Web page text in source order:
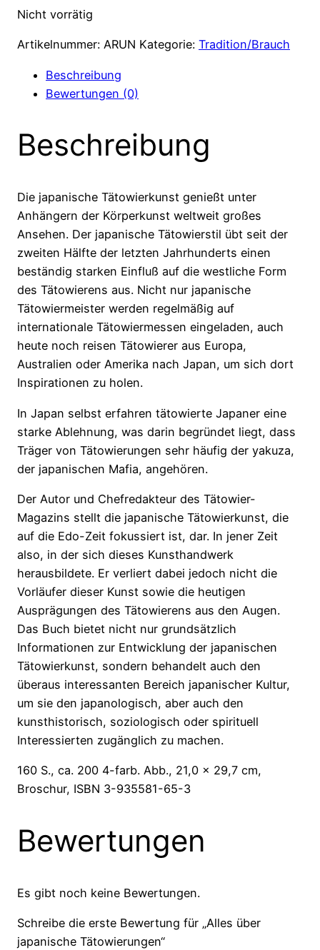
Nicht vorrätig
Artikelnummer: ARUN Kategorie: Tradition/Brauch
Beschreibung
Bewertungen (0)
Beschreibung
Die japanische Tätowierkunst genießt unter
Anhängern der Körperkunst weltweit großes
Ansehen. Der japanische Tätowierstil übt seit der
zweiten Hälfte der letzten Jahrhunderts einen
beständig starken Einfluß auf die westliche Form
des Tätowierens aus. Nicht nur japanische
Tätowiermeister werden regelmäßig auf
internationale Tätowiermessen eingeladen, auch
heute noch reisen Tätowierer aus Europa,
Australien oder Amerika nach Japan, um sich dort
Inspirationen zu holen.
In Japan selbst erfahren tätowierte Japaner eine
starke Ablehnung, was darin begründet liegt, dass
Träger von Tätowierungen sehr häufig der yakuza,
der japanischen Mafia, angehören.
Der Autor und Chefredakteur des Tätowier-
Magazins stellt die japanische Tätowierkunst, die
auf die Edo-Zeit fokussiert ist, dar. In jener Zeit
also, in der sich dieses Kunsthandwerk
herausbildete. Er verliert dabei jedoch nicht die
Vorläufer dieser Kunst sowie die heutigen
Ausprägungen des Tätowierens aus den Augen.
Das Buch bietet nicht nur grundsätzlich
Informationen zur Entwicklung der japanischen
Tätowierkunst, sondern behandelt auch den
überaus interessanten Bereich japanischer Kultur,
um sie den japanologisch, aber auch den
kunsthistorisch, soziologisch oder spirituell
Interessierten zugänglich zu machen.
160 S., ca. 200 4-farb. Abb., 21,0 x 29,7 cm,
Broschur, ISBN 3-935581-65-3
Bewertungen
Es gibt noch keine Bewertungen.
Schreibe die erste Bewertung für „Alles über
japanische Tätowierungen“